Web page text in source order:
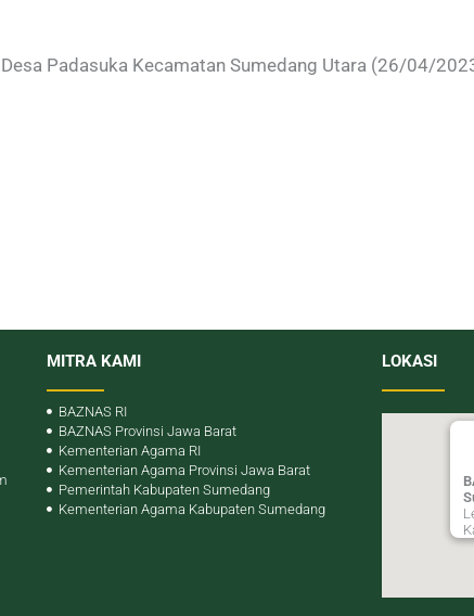
Padasuka Kecamatan Sumedang Utara (26/04/
MITRA KAMI
BAZNAS RI
BAZNAS Provinsi Jawa Barat
Kementerian Agama RI
Kementerian Agama Provinsi Jawa Barat
Pemerintah Kabupaten Sumedang
Kementerian Agama Kabupaten Sumedang
LOKASI